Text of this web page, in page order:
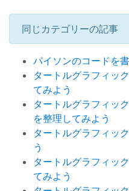
同じカテゴリーの記事
パイソンのコードを
タートルグラフィッ
てみよう
タートルグラフィッ
を整理してみよう
タートルグラフィッ
う
タートルグラフィッ
てみよう